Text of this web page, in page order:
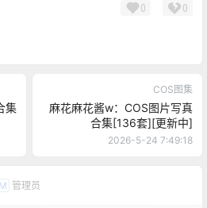
0 0
集
COS图集
麻花麻花酱w：COS图片写真
合集[136套][更新中]
2026-5-24 7:49:18
M 管理员